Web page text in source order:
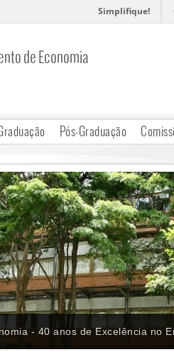
Simplifique!
de Economia
Pós-Graduação
- 40 anos de Excelência no